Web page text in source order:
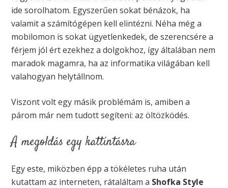
ide sorolhatom. Egyszerűen sokat bénázok, ha
valamit a számítógépen kell elintézni. Néha még a
mobilomon is sokat ügyetlenkedek, de szerencsére a
férjem jól ért ezekhez a dolgokhoz, így általában nem
maradok magamra, ha az informatika világában kell
valahogyan helytállnom.
Viszont volt egy másik problémám is, amiben a
párom már nem tudott segíteni: az öltözködés.
A megoldás egy kattintásra
Egy este, miközben épp a tökéletes ruha után
kutattam az interneten, rátaláltam a Shofka Style